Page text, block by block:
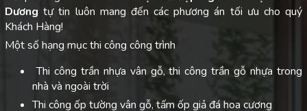
Dươngtự tin luôn mang đến các phương án tối ưu cho quý
Khách Hàng!
Một số hạng mục thi công công trình
Thi công trần nhựa vân gỗ, thi công trần gỗ nhựa trong
nhà và ngoài trời
Thi công ốp tường vân gỗ, tấm ốp giả đá hoa cương